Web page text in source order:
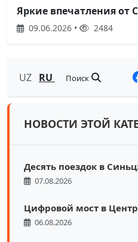
Яркие впечатления от
09.06.2026 • 2484
UZ RU Поиск
НОВОСТИ ЭТОЙ
Десять поездок в
07.08.2026
Цифровой мост в
06.08.2026